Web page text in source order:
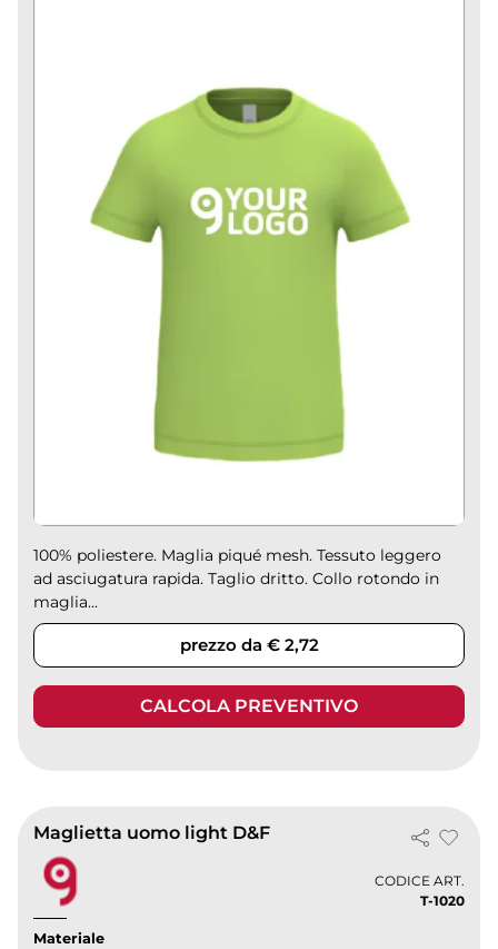
100% poliestere. Maglia piqué mesh. Tessuto leggero
ad asciugatura rapida. Taglio dritto. Collo rotondo in
maglia...
prezzo da € 2,72
CALCOLA PREVENTIVO
Maglietta uomo light D&F
CODICE ART.
T-1020
Materiale